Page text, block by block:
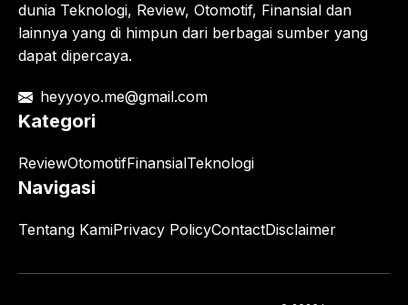
dunia Teknologi, Review, Otomotif, Finansial dan
lainnya yang di himpun dari berbagai sumber yang
dapat dipercaya.
heyyoyo.me@gmail.com
Kategori
ReviewOtomotifFinansialTeknologi
Navigasi
Tentang KamiPrivacy PolicyContactDisclaimer